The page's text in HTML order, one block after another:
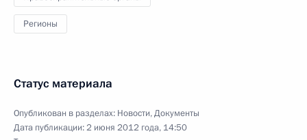
Регионы
Статус материала
Опубликован в разделах: Новости,Документы
Дата публикации:2 июня 2012 года, 14:50